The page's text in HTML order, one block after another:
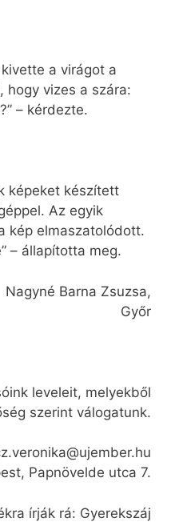
a virágot a
hogy vizes a szára:
– kérdezte.
képeket készített
Az egyik
kép elmaszatolódott.
– állapította meg.
Nagyné Barna Zsuzsa,
Győr
leveleit, melyekből
szerint válogatunk.
Papnövelde utca 7.
írják rá: Gyerekszáj